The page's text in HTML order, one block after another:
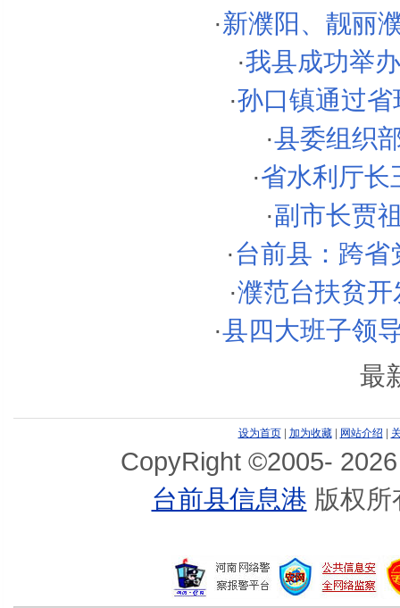
·新濮阳、靓丽
·我县成功举
·孙口镇通过
·县委组织
·省水利厅长
·副市长贾
·台前县：跨
·濮范台扶贫
·县四大班子领
最
设为首页| 加为收藏| 网站介绍
CopyRight ©2005-
台前县信息港 版权